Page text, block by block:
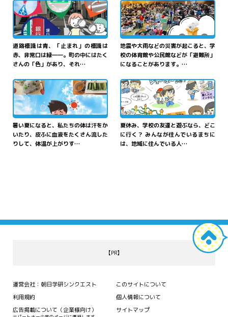
君きみの住
す
む町
まち
はどんな
「色
いろ
」でできている？
身
み
の回
まわ
りにある色
いろ
の意味
いみ
を調
しら
べてみよう">
道路標識は青、「止まれ」の標識は
赤、非常口は緑――。町の中にはたく
さんの「色」があり、それ…
避難所ひなんじょの困
こま
り
ごとを解決
かいけつ
！ 新聞紙
しんぶんし
段
だん
ボールで防災工作
ぼうさいこうさく
">
地震や大雨などの災害が起こると、学
校の体育館や公民館などが「避難所」
になることがあります。…
夏なつバテ・熱中症
ねっちゅうしょう
を
ふせごう！体
からだ
の中
なか
の「ク
ーラー」の 働
はたら
きを助
たす
ける
ごはんをつくろう！">
暑い夏になると、私たちの体は汗をか
いたり、皮ふに血液をたくさん流した
りして、体温が上がりす…
夏休み、学校の友達と遊ぶなら、どこ
に行く？ みんなが住んでいるまちに
は、地域に住んでいる人…
【PR】
運営会社：朝日学研シンクエスト
このサイトについて
利用規約
個人情報について
広告掲載について（企業様向け）
サイトマップ